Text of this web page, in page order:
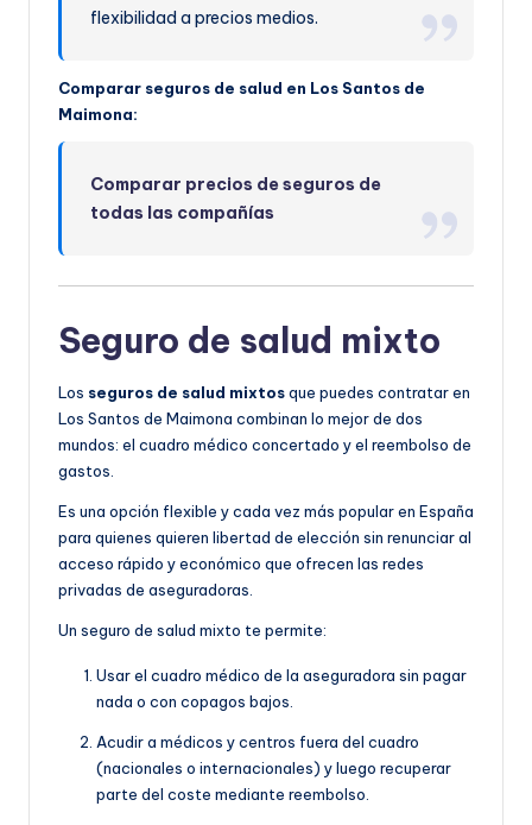
flexibilidad a precios medios.
Comparar seguros de salud en Los Santos de
Maimona:
Comparar precios de seguros de
todas las compañías
Seguro de salud mixto
Los seguros de salud mixtosque puedes contratar en
Los Santos de Maimona combinan lo mejor de dos
mundos: el cuadro médico concertado y el reembolso de
gastos.
Es una opción flexible y cada vez más popular en España
para quienes quieren libertad de elección sin renunciar al
acceso rápido y económico que ofrecen las redes
privadas de aseguradoras.
Un seguro de salud mixto te permite:
Usar el cuadro médico de la aseguradora sin pagar
nada o con copagos bajos.
Acudir a médicos y centros fuera del cuadro
(nacionales o internacionales) y luego recuperar
parte del coste mediante reembolso.